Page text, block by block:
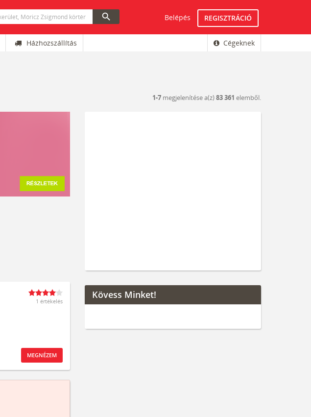
search Belépés REGISZTRÁCIÓ
Házhozszállítás Cégeknek
1-7 megjelenítése a(z)83 361 elemből.
1 értékelés
MEGNÉZEM
Kövess Minket!